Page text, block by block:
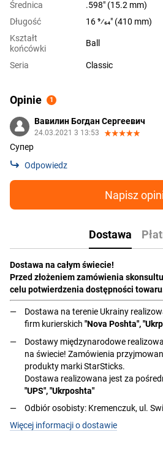
Średnica
.598" (15.2 mm)
Długość
16 9⁄64" (410 mm)
Kształt
końcówki
Ball
Seria Classic
Opinie 1
Вавилин Богдан Сергеевич
24.03.2021 3 13:53
Супер
Odpowiedz
Napisz
Dostawa
Dostawa na całym świecie!
Przed złożeniem zamówienia
celu potwierdzenia dostępności
Dostawa na terenie Ukrainy
firm kurierskich "Nova Poshta",
Dostawy międzynarodowe
na świecie! Zamówienia
produkty marki StarSticks.
Dostawa realizowana jest za
"UPS", "Ukrposhta"
Odbiór osobisty: Kremenczuk, ul.
Więcej informacji o dostawie